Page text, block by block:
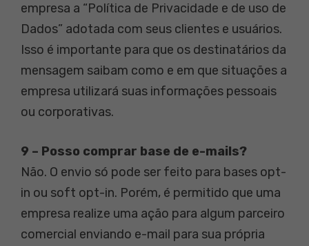
empresa a “Política de Privacidade e de uso de
Dados” adotada com seus clientes e usuários.
Isso é importante para que os destinatários da
mensagem saibam como e em que situações a
empresa utilizará suas informações pessoais
ou corporativas.
9 – Posso comprar base de e-mails?
Não. O envio só pode ser feito para bases opt-
in ou soft opt-in. Porém, é permitido que uma
empresa realize uma ação para algum parceiro
comercial enviando e-mail para sua própria